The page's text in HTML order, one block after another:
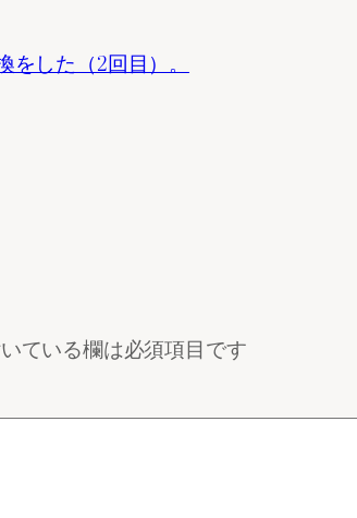
した（2回目）。
ている欄は必須項目です